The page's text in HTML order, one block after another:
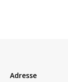
Adresse